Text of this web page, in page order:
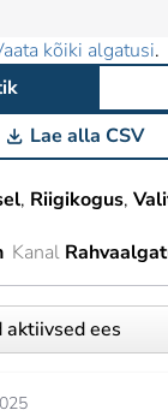
kõiki algatusi.
Lae alla CSV
Riigikogus
Kanal